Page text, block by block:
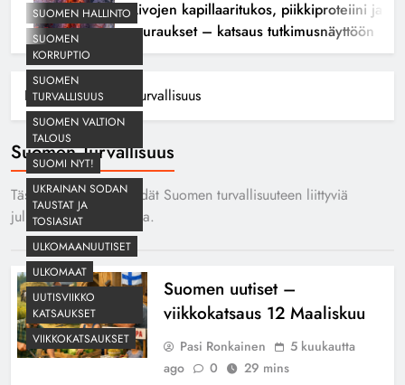
Aivojen kapillaaritukos, piikkiproteiini ja
seuraukset – katsaus tutkimusnäyttöön
Home Suomen turvallisuus
Suomen Turvallisuus
Tästä kategoriasta löydät Suomen turvallisuuteen liittyviä
julkaisuja ja artikkeleita.
SUOMEN HALLINTO
SUOMEN
KORRUPTIO
SUOMEN
TURVALLISUUS
SUOMEN VALTION
TALOUS
SUOMI NYT!
UKRAINAN SODAN
TAUSTAT JA
TOSIASIAT
ULKOMAANUUTISET
ULKOMAAT
UUTISVIIKKO
KATSAUKSET
VIIKKOKATSAUKSET
Suomen uutiset –
viikkokatsaus 12 Maaliskuu
Pasi Ronkainen
5 kuukautta
ago
0 29 mins